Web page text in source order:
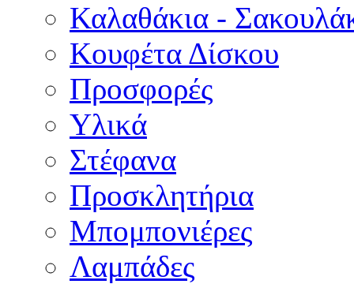
Καλαθάκια -
Κουφέτα Δίσκου
Προσφορές
Υλικά
Στέφανα
Προσκλητήρια
Μπομπονιέρες
Λαμπάδες